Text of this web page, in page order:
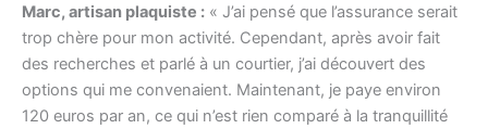
Marc, artisan plaquiste : « J’ai pensé que l’assurance serait
trop chère pour mon activité. Cependant, après avoir fait
des recherches et parlé à un courtier, j’ai découvert des
options qui me convenaient. Maintenant, je paye environ
120 euros par an, ce qui n’est rien comparé à la tranquillité